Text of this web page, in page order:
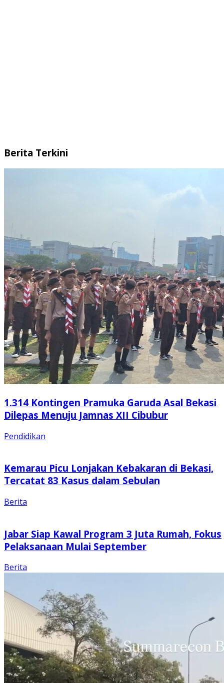
Berita Terkini
1.314 Kontingen Pramuka Garuda Asal Bekasi
Dilepas Menuju Jamnas XII Cibubur
Pendidikan
Kemarau Picu Lonjakan Kebakaran di Bekasi,
Tercatat 83 Kasus dalam Sebulan
Berita
Jabar Siap Kawal Program 3 Juta Rumah, Fokus
Pelaksanaan Mulai September
Berita